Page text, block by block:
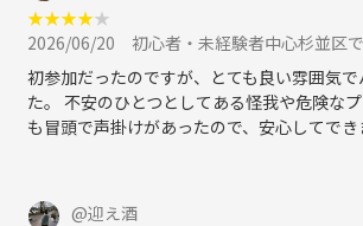
★★★★★
2026/06/20
初心者・未経験者中心杉並区でチーム立ち上げ！6
初参加だったのですが、とても良い雰囲気
た。 不安のひとつとしてある怪我や危険な
も冒頭で声掛けがあったので、安心してでき
@迎え酒